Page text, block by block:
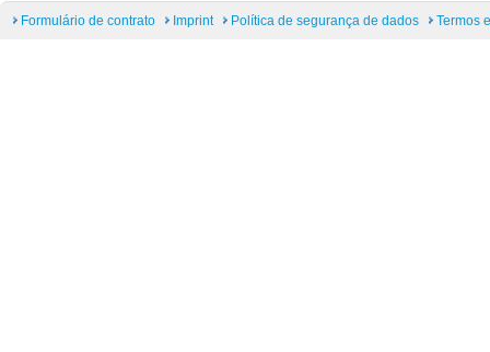
Formulário de contrato Imprint Política de segurança de dados Termos